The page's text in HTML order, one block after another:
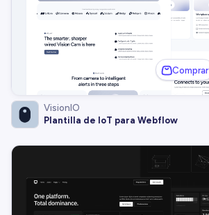
Comprar
VisionIO
Plantilla de IoT para Webflow